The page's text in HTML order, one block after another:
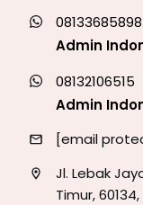
Admin
08132106515
Admin
[email
Jl. Lebak
Timur,